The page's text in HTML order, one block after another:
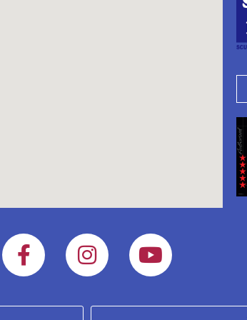
F
a
c
e
I
n
s
t
Y
o
u
t
2019 © SEALOOP. ALL Rigts Reserved